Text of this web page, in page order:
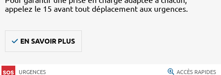
appelez le 15 avant tout déplacement aux urgences.
EN SAVOIR PLUS
URGENCES ACCÈS RAPIDES